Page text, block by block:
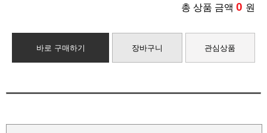
총 상품 금액 0 원
바로 구매하기 장바구니 관심상품